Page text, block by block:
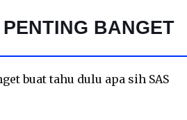
BANGET
buat tahu dulu apa sih SAS